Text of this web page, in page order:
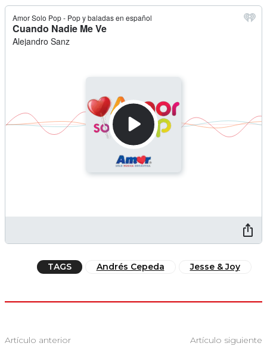
TAGS Andrés Cepeda Jesse & Joy
Artículo anterior Artículo siguiente